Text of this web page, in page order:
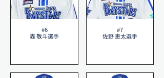
#6
森 敬斗選手
#7
佐野 恵太選手